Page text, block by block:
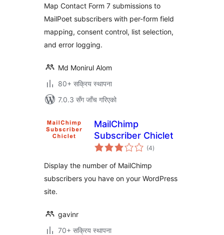
Map Contact Form 7 submissions to
MailPoet subscribers with per-form field
mapping, consent control, list selection,
and error logging.
Md Monirul Alom
80+ सक्रिय स्थापना
7.0.3 सँग जाँच गरिएको
MailChimp
Subscriber Chiclet
(4कुल
रेटिङ्गहरू
)
Display the number of MailChimp
subscribers you have on your WordPress
site.
gavinr
70+ सक्रिय स्थापना